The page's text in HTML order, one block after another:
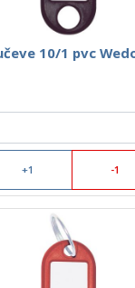
10/1 pvc
+1 -1